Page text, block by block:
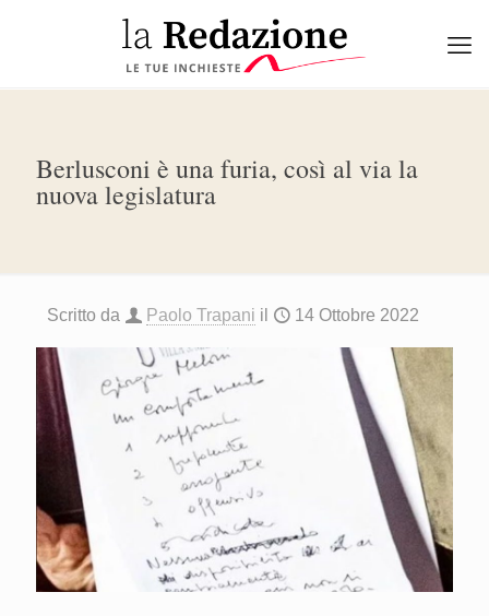
Berlusconi è una furia, così al via la
nuova legislatura
Scritto da Paolo Trapani il 14 Ottobre 2022